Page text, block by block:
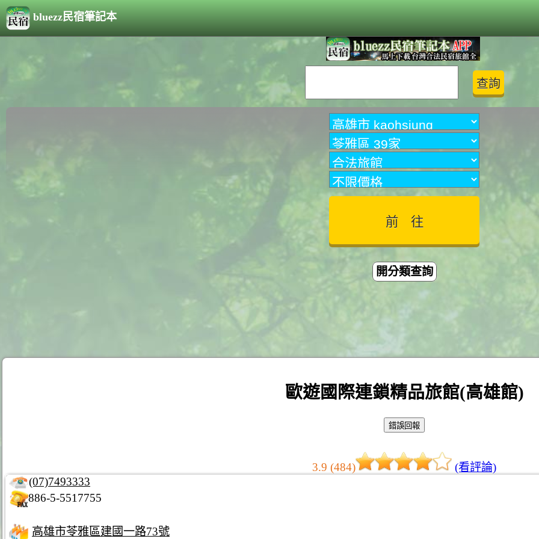
bluezz民宿筆記本
開分類查詢
歐遊國際連鎖精品旅館(高雄館)
3.9 (484)
(看評論)
(07)7493333
886-5-5517755
高雄市苓雅區建國一路73號